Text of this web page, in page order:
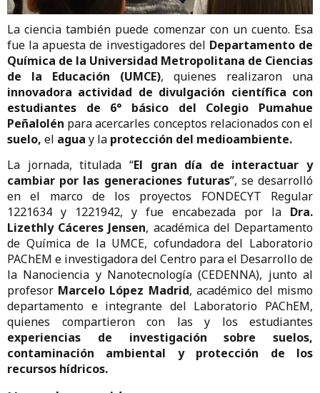
La ciencia también puede comenzar con un cuento. Esa
fue la apuesta de investigadores del Departamento de
Química de la Universidad Metropolitana de Ciencias
de la Educación (UMCE), quienes realizaron una
innovadora actividad de divulgación científica con
estudiantes de 6° básico del Colegio Pumahue
Peñalolén para acercarles conceptos relacionados con el
suelo, el agua y la protección del medioambiente.
La jornada, titulada “El gran día de interactuar y
cambiar por las generaciones futuras”, se desarrolló
en el marco de los proyectos FONDECYT Regular
1221634 y 1221942, y fue encabezada por la Dra.
Lizethly Cáceres Jensen, académica del Departamento
de Química de la UMCE, cofundadora del Laboratorio
PAChEM e investigadora del Centro para el Desarrollo de
la Nanociencia y Nanotecnología (CEDENNA), junto al
profesor Marcelo López Madrid, académico del mismo
departamento e integrante del Laboratorio PAChEM,
quienes compartieron con las y los estudiantes
experiencias de investigación sobre suelos,
contaminación ambiental y protección de los
recursos hídricos.